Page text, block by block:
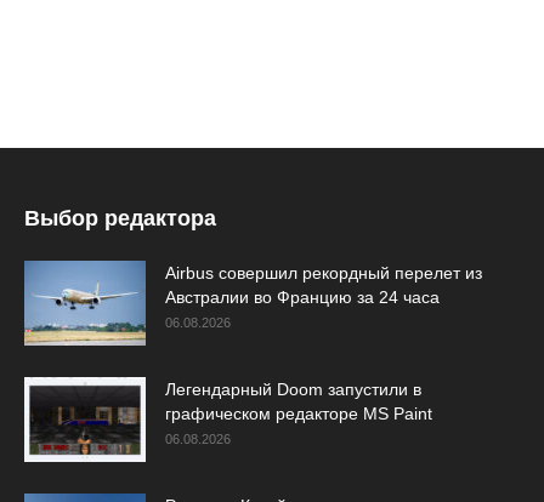
Выбор редактора
Airbus совершил рекордный перелет из
Австралии во Францию за 24 часа
06.08.2026
Легендарный Doom запустили в
графическом редакторе MS Paint
06.08.2026